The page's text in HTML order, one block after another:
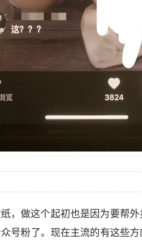
，做这个起初也是因为要帮
号粉了。现在主流的有这些